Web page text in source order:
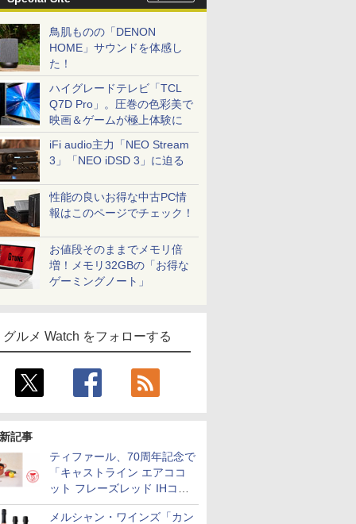
鳥肌ものの「DENON
HOME」サウンドを体感し
た！
ハイグレードテレビ「TCL
Q7D Pro」。圧巻の色彩美で
映画＆ゲームが極上体験に
iFi audio主力「NEO Stream
3」「NEO iDSD 3」に迫る
性能の良いお得な中古PC情
報はこのページでチェック！
お値段そのままでメモリ倍
増！メモリ32GBの「お得な
ゲーミングノート」
グルメ Watch をフォローする
記事
ティファール、70周年記念で
「キャストライン エアココ
ット フレーズレッド IHココ
ット鍋 24cm」数量限定発売
メルシャン・ワインズ「カン